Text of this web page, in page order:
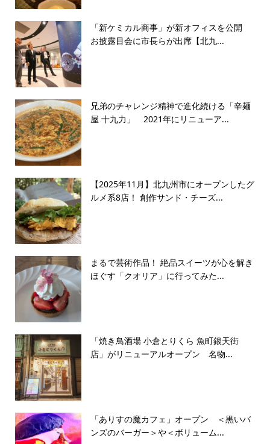
「新ケミカル商事」が新オフィスを公開
お披露目会に市長らが出席【北九...
兄弟のチャレンジ精神で進化続ける「辛麺
屋 十九力」 2021年にリニューア...
【2025年11月】北九州市にオープンしたグ
ルメ系8店！ 創作サンド・チーズ...
まるで芸術作品！ 絶品スイーツが心を解き
ほぐす「クオリア」に行ってみた...
「焼き鳥酒場 小倉とりくら 魚町銀天街
店」がリニューアルオープン 名物...
「ありすの魔カフェ」オープン ＜黒いバ
ンズのバーガー＞や＜ボリューム...